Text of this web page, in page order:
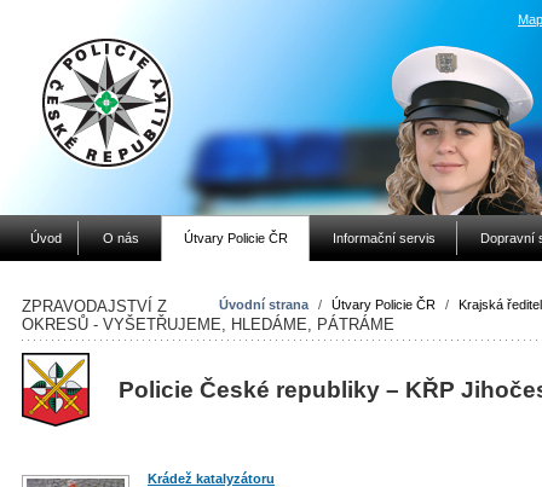
Úvod O nás Útvary Policie ČR Informační servis Dopravní
Úvodní strana / Útvary Policie ČR / Krajská
ZPRAVODAJSTVÍ Z
OKRESŮ - VYŠETŘUJEME, HLEDÁME, PÁTRÁME
Policie České republiky – KŘP
Krádež katalyzátoru